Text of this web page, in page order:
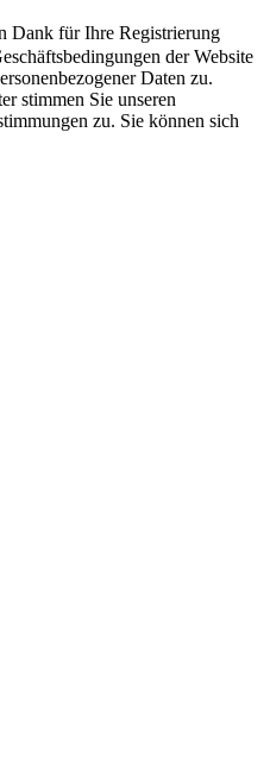
Dank für Ihre Registrierung
der Website
Daten zu.
stimmen Sie unseren
zu. Sie können sich